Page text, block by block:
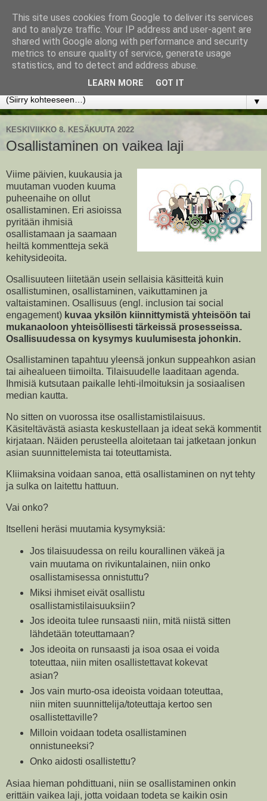
www.jyrkikokko.fi
Uusi Suunta - Jokainen hetki tarjoaa tilaisuuden muuttaa
▼
KESKIVIIKKO 8. KESÄKUUTA 2022
Osallistaminen on vaikea laji
Viime päivien, kuukausia ja
muutaman vuoden kuuma
puheenaihe on ollut
osallistaminen. Eri asioissa
pyritään ihmisiä
osallistamaan ja saamaan
heiltä kommentteja sekä
kehitysideoita.
Osallisuuteen liitetään usein sellaisia käsitteitä kuin
osallistuminen, osallistaminen, vaikuttaminen ja
valtaistaminen. Osallisuus (engl. inclusion tai social
engagement) kuvaa yksilön kiinnittymistä yhteisöön tai
mukanaoloon yhteisöllisesti tärkeissä prosesseissa.
Osallisuudessa on kysymys kuulumisesta johonkin.
Osallistaminen tapahtuu yleensä jonkun suppeahkon asian
tai aihealueen tiimoilta. Tilaisuudelle laaditaan agenda.
Ihmisiä kutsutaan paikalle lehti-ilmoituksin ja sosiaalisen
median kautta.
No sitten on vuorossa itse osallistamistilaisuus.
Käsiteltävästä asiasta keskustellaan ja ideat sekä kommentit
kirjataan. Näiden perusteella aloitetaan tai jatketaan jonkun
asian suunnittelemista tai toteuttamista.
Kliimaksina voidaan sanoa, että osallistaminen on nyt tehty
ja sulka on laitettu hattuun.
Vai onko?
Itselleni heräsi muutamia kysymyksiä:
Jos tilaisuudessa on reilu kourallinen väkeä ja
vain muutama on rivikuntalainen, niin onko
osallistamisessa onnistuttu?
Miksi ihmiset eivät osallistu
osallistamistilaisuuksiin?
Jos ideoita tulee runsaasti niin, mitä niistä sitten
lähdetään toteuttamaan?
Jos ideoita on runsaasti ja isoa osaa ei voida
toteuttaa, niin miten osallistettavat kokevat
asian?
Jos vain murto-osa ideoista voidaan toteuttaa,
niin miten suunnittelija/toteuttaja kertoo sen
osallistettaville?
Milloin voidaan todeta osallistaminen
onnistuneeksi?
Onko aidosti osallistettu?
Asiaa hieman pohdittuani, niin se osallistaminen onkin
erittäin vaikea laji, jotta voidaan todeta se kaikin osin
This site uses cookies from Google to deliver its services
and to analyze traffic. Your IP address and user-agent are
shared with Google along with performance and security
metrics to ensure quality of service, generate usage
statistics, and to detect and address abuse.
LEARN MORE GOT IT